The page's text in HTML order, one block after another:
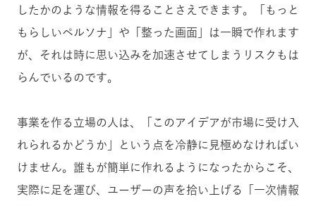
したかのような情報を得ることさえできます。「もっと
もらしいペルソナ」や「整った画面」は一瞬で作れます
が、それは時に思い込みを加速させてしまうリスクもは
らんでいるのです。
事業を作る立場の人は、「このアイデアが市場に受け入
れられるかどうか」という点を冷静に見極めなければい
けません。誰もが簡単に作れるようになったからこそ、
実際に足を運び、ユーザーの声を拾い上げる「一次情報